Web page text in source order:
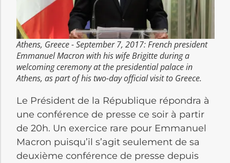
Athens, Greece - September 7, 2017: French president
Emmanuel Macron with his wife Brigitte during a
welcoming ceremony at the presidential palace in
Athens, as part of his two-day official visit to Greece.
Le Président de la République répondra à
une conférence de presse ce soir à partir
de 20h. Un exercice rare pour Emmanuel
Macron puisqu’il s’agit seulement de sa
deuxième conférence de presse depuis